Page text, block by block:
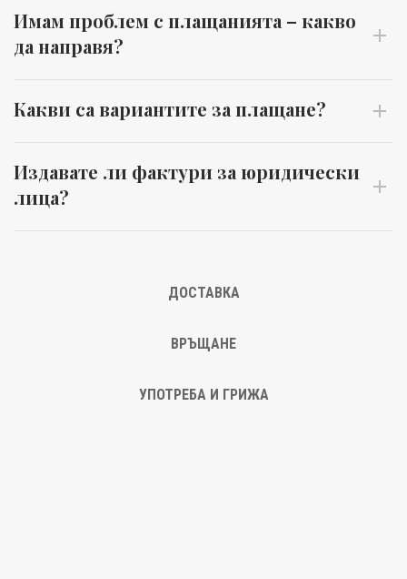
Имам проблем с плащанията – какво
да направя?
Какви са вариантите за плащане?
Издавате ли фактури за юридически
лица?
ДОСТАВКА
ВРЪЩАНЕ
УПОТРЕБА И ГРИЖА